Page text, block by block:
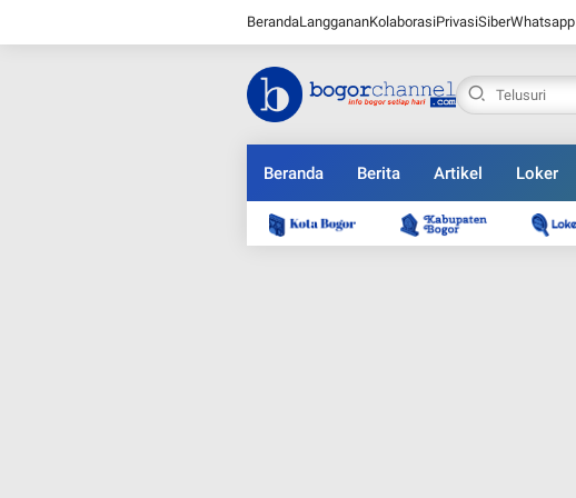
BerandaLanggananKolaborasiPrivasiSiberWhatsapp
Beranda Berita Artikel Loker